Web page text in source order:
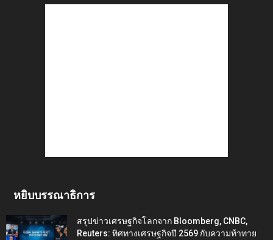
หยิบบรรณาธิการ
สรุปข่าวเศรษฐกิจโลกจาก Bloomberg, CNBC,
Reuters: ทิศทางเศรษฐกิจปี 2569 กับความท้าทาย